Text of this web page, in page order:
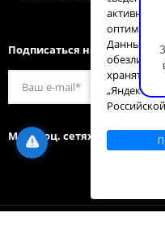
Данные
хранятся
„Яндекс“
Подписаться на нас
Мы в соц. сетях